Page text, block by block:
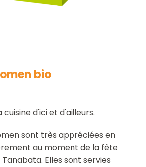
bio
cuisine d'ici et d'ailleurs.
sont très appréciées en
au moment de la fête
Elles sont servies